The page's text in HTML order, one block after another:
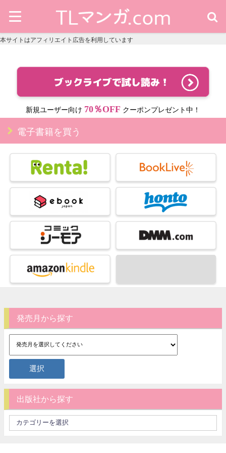
本サイトはアフィリエイト広告を利用しています
新規ユーザー向け 70％OFF クーポンプレゼント中！
電子書籍を買う
発売月から探す
出版社から探す